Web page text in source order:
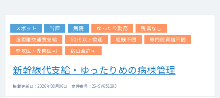
スポット 当直 病院 ゆったり勤務
残業なし
遠距離交通費支給
60代以上歓迎 経験不問
専門医資格不問
専攻医・専修医可
宿日直許可
新幹線代支給・ゆったりめの病棟管理
掲載更新日 : 2026年08月06日 案件番号 : 26-SV651293